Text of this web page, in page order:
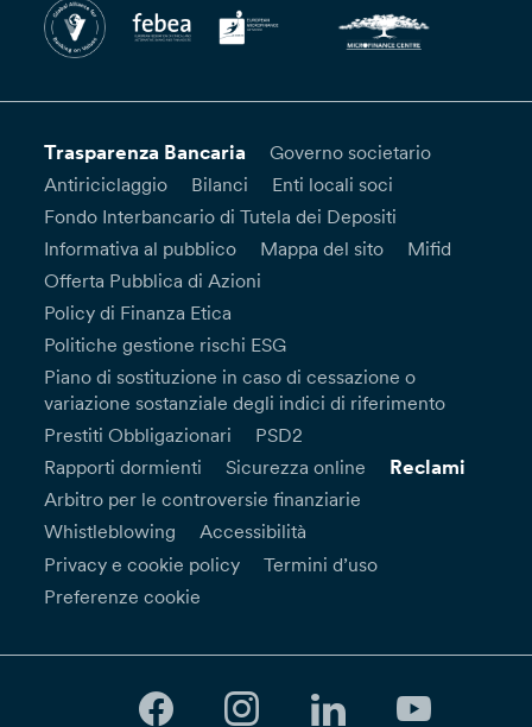
Trasparenza Bancaria
Governo societario
Antiriciclaggio
Bilanci
Enti locali soci
Fondo Interbancario di Tutela dei Depositi
Informativa al pubblico
Mappa del sito
Mifid
Offerta Pubblica di Azioni
Policy di Finanza Etica
Politiche gestione rischi ESG
Piano di sostituzione in caso di cessazione o
variazione sostanziale degli indici di riferimento
Prestiti Obbligazionari
PSD2
Rapporti dormienti
Sicurezza online Reclami
Arbitro per le controversie finanziarie
Whistleblowing
Accessibilità
Privacy e cookie policy
Termini d’uso
Preferenze cookie